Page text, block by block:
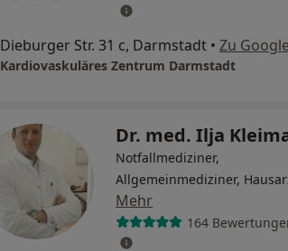
Dieburger Str. 31 c, Darmstadt • Zu
Kardiovaskuläres Zentrum Darmstadt
Dr. med. Ilja
Notfallmediziner,
Allgemeinmediziner,
Mehr
164